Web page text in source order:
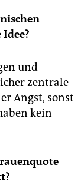
und
zentrale
Angst, sonst
kein